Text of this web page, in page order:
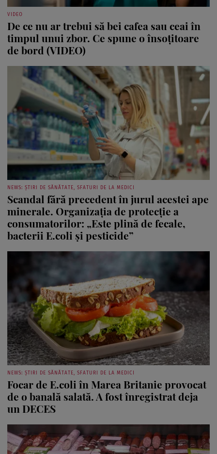
VIDEO
De ce nu ar trebui să bei cafea sau ceai în
timpul unui zbor. Ce spune o însoţitoare
de bord (VIDEO)
NEWS: ȘTIRI DE SĂNĂTATE, SFATURI DE LA MEDICI
Scandal fără precedent în jurul acestei ape
minerale. Organizația de protecție a
consumatorilor: „Este plină de fecale,
bacterii E.coli și pesticide”
NEWS: ȘTIRI DE SĂNĂTATE, SFATURI DE LA MEDICI
Focar de E.coli în Marea Britanie provocat
de o banală salată. A fost înregistrat deja
un DECES